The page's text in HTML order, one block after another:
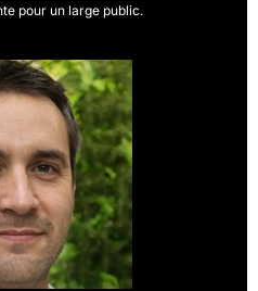
pour un large public.